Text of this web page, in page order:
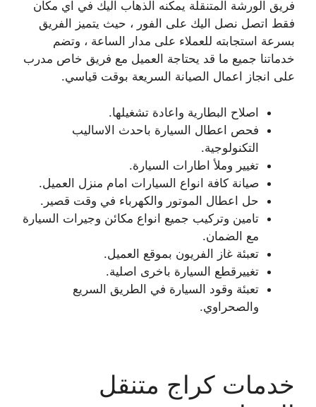
فريق الورشة المتنقلة يمكنه الذهاب اليك في اي مكان
فقط اتصل نصل اليك على الفور ، حيث يتميز الفريق
بسرعة استجابته للعملاء على مدار الساعة ، وتضم
خدماتنا جميع ما قد يحتاجة العميل مع فريق خاص مدرب
على انجاز اعمال الصيانة السريعة بوقت قياسي.
اصلاح البطارية واعادة تشغيلها.
فحص اعطال السيارة باحدث الاساليب
التكنولوجية.
تغيير وملأ اطارات السيارة.
صيانة كافة انواع السيارات امام منزل العميل.
حل اعطال الموتور والكهرباء في وقت قصير.
تامين وتركيب جميع انواع مكائن وجيرات السيارة
مع الضمان.
تعبئة غاز الفريون بموقع العميل.
تغييرقطع السيارة باخرى اصلية.
تعبئة وقود السيارة في الطريق السريع
والصحراوي.
خدمات كراج متنقل